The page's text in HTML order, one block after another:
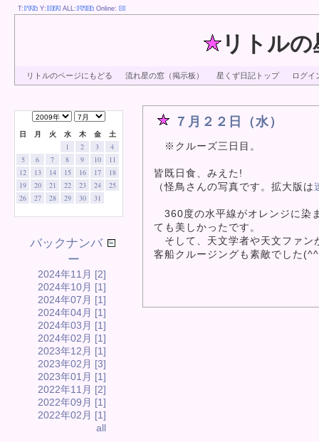
リトル
リトルのページにもどる 流れ星の窓（掲示板） 星くず日記トップ ログイ
７月２２日（水）
※クルーズ三日目。
皆既日食、みえた!
（怪鳥さんの写真です。拡大版は
360度の水平線がオレンジに染
ても美しかったです。
そして、天文学者や天文ファン
客船クルージングも素敵でした
T: Y: ALL: Online:
日 月 火 水 木 金 土
1 2 3
4
5
6 7 8 9 10
11
12
13 14 15 16 17
18
19
20 21 22 23 24
25
26
27 28 29 30 31
バックナンバ
ー
2024年11月 [2]
2024年10月 [1]
2024年07月 [1]
2024年04月 [1]
2024年03月 [1]
2024年02月 [1]
2023年12月 [1]
2023年02月 [3]
2023年01月 [1]
2022年11月 [2]
2022年09月 [1]
2022年02月 [1]
all